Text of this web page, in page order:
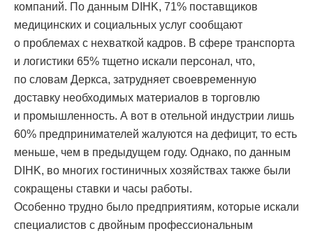
компаний. По данным DIHK, 71% поставщиков
медицинских и социальных услуг сообщают
о проблемах с нехваткой кадров. В сфере транспорта
и логистики 65% тщетно искали персонал, что,
по словам Деркса, затрудняет своевременную
доставку необходимых материалов в торговлю
и промышленность. А вот в отельной индустрии лишь
60% предпринимателей жалуются на дефицит, то есть
меньше, чем в предыдущем году. Однако, по данным
DIHK, во многих гостиничных хозяйствах также были
сокращены ставки и часы работы.
Особенно трудно было предприятиям, которые искали
специалистов с двойным профессиональным